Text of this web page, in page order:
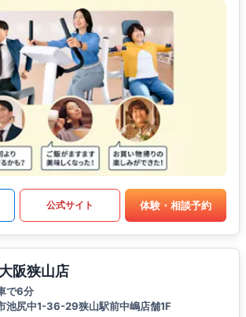
公式サイト 体験・相談予約
阪狭山店
で6分
池尻中1-36-29狭山駅前中嶋店舗1F